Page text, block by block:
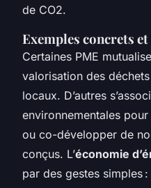
de CO2.
Exemples concrets
Certaines PME
valorisation des
locaux. D’autres
environnementales
ou co-développer de
conçus. L’économie
par des gestes simples